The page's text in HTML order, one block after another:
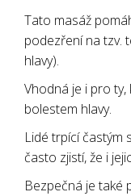
maminky na
období stresu,
bolesti hlavy bez
Tato masáž
podezření na tzv.
hlavy).
Vhodná je i pro ty,
bolestem hlavy.
Lidé trpící častým
často zjistí, že i
Bezpečná je také